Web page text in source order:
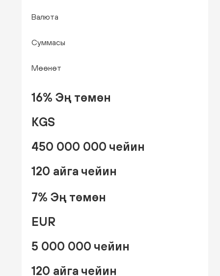
Валюта
Суммасы
Мөөнөт
16% Эң төмөн
KGS
450 000 000 чейин
120 айга чейин
7% Эң төмөн
EUR
5 000 000 чейин
120 айга чейин